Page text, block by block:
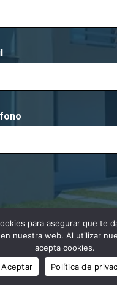
para asegurar que te
nuestra web. Al utilizar
acepta cookies.
Aceptar
Política de